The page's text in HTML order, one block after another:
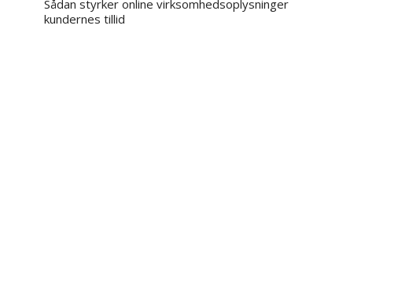
Sådan styrker online virksomhedsoplysninger
kundernes tillid